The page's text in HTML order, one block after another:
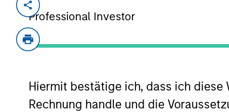
Professional Investor
Hiermit bestätige ich, dass ich diese
Rechnung handle und die
Anlageansatz